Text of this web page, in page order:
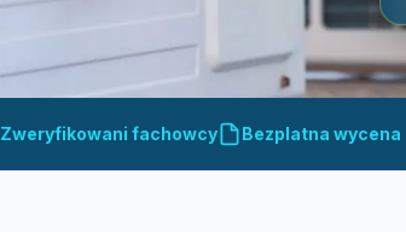
Zweryfikowani fachowcy Bezplatna wycena